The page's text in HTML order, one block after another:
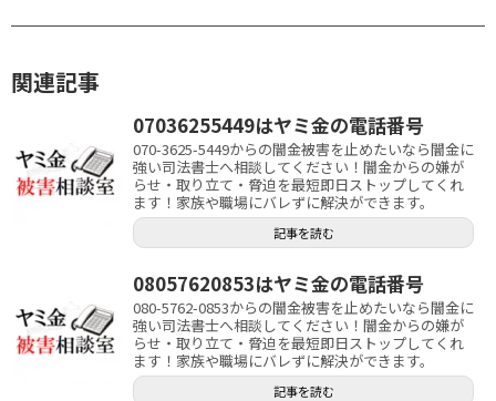
関連記事
07036255449はヤミ金の電話番号
070-3625-5449からの闇金被害を止めたいなら闇金に
強い司法書士へ相談してください！闇金からの嫌が
らせ・取り立て・脅迫を最短即日ストップしてくれ
ます！家族や職場にバレずに解決ができます。
記事を読む
08057620853はヤミ金の電話番号
080-5762-0853からの闇金被害を止めたいなら闇金に
強い司法書士へ相談してください！闇金からの嫌が
らせ・取り立て・脅迫を最短即日ストップしてくれ
ます！家族や職場にバレずに解決ができます。
記事を読む